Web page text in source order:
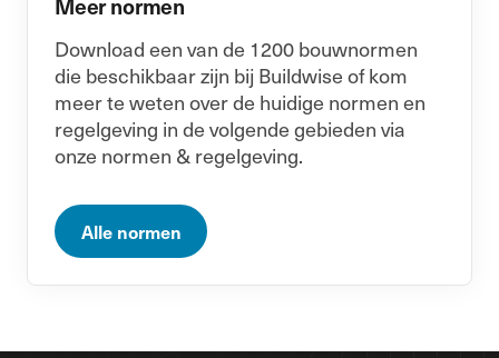
Download een van de 1200 bouwnormen
die beschikbaar zijn bij Buildwise of kom
meer te weten over de huidige normen en
regelgeving in de volgende gebieden via
onze normen & regelgeving.
Alle normen